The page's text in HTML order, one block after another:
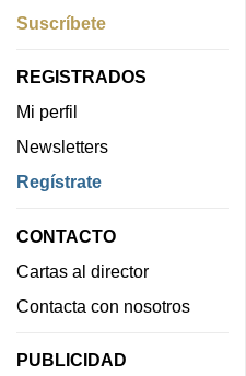
Suscríbete
REGISTRADOS
Mi perfil
Newsletters
Regístrate
CONTACTO
Cartas al director
Contacta con nosotros
PUBLICIDAD